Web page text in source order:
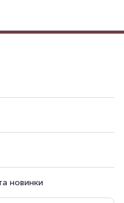
новинки